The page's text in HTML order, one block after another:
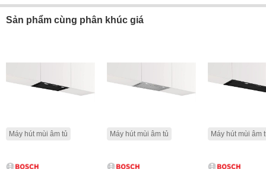
Sản phẩm cùng phân khúc giá
Máy hút mùi âm tủ Máy hút mùi âm tủ Máy hút mùi âm